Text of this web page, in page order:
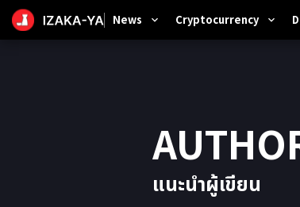
News expand_more Cryptocurrency expand_more
แนะนำผู้เขียน